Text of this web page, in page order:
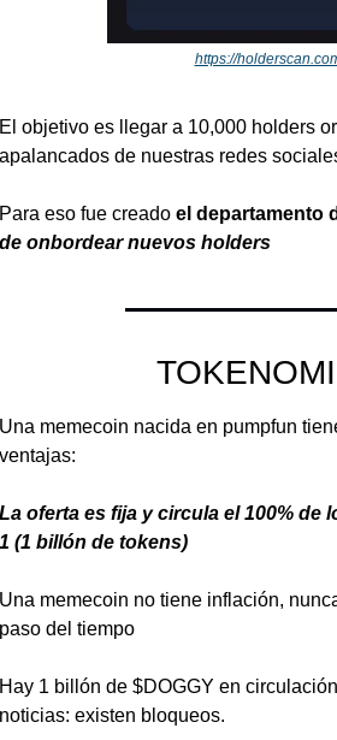
https://
objetivo es llegar a 10,000 holders
de nuestras redes
eso fue creado el departamento
onbordear nuevos holders
memecoin nacida en pumpfun
oferta es fija y circula el 100% de
(1 billón de tokens)
memecoin no tiene inflación,
del tiempo
1 billón de $DOGGY en
existen bloqueos.